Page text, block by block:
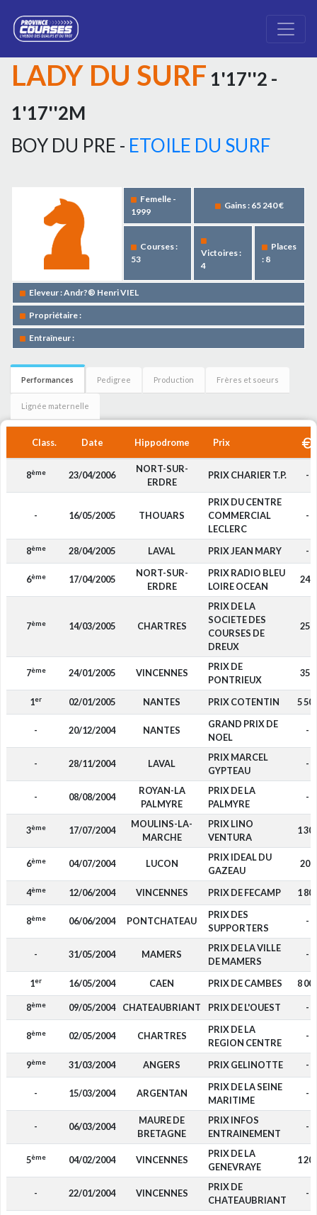
LADY DU SURF 1'17''2 -
1'17''2M
BOY DU PRE - ETOILE DU SURF
Femelle -
1999
Gains : 65 240 €
Courses :
53
Victoires :
4
Places
: 8
Eleveur : Andr?® Henri VIEL
Propriétaire :
Entraîneur :
Performances Pedigree Production Frères et soeurs
Lignée maternelle
Class. Date Hippodrome Prix
8ème 23/04/2006
NORT-SUR-
ERDRE
PRIX CHARIER T.P. -
- 16/05/2005 THOUARS
PRIX DU CENTRE
COMMERCIAL
LECLERC
-
8ème 28/04/2005 LAVAL PRIX JEAN MARY -
6ème 17/04/2005
NORT-SUR-
ERDRE
PRIX RADIO BLEU
LOIRE OCEAN
240
7ème 14/03/2005 CHARTRES
PRIX DE LA
SOCIETE DES
COURSES DE
DREUX
250
7ème 24/01/2005 VINCENNES
PRIX DE
PONTRIEUX
350
1er 02/01/2005 NANTES PRIX COTENTIN 5
- 20/12/2004 NANTES
GRAND PRIX DE
NOEL
-
- 28/11/2004 LAVAL
PRIX MARCEL
GYPTEAU
-
- 08/08/2004
ROYAN-LA
PALMYRE
PRIX DE LA
PALMYRE
-
3ème 17/07/2004
MOULINS-LA-
MARCHE
PRIX LINO
VENTURA
1
6ème 04/07/2004 LUCON
PRIX IDEAL DU
GAZEAU
200
4ème 12/06/2004 VINCENNES PRIX DE FECAMP 1
8ème 06/06/2004 PONTCHATEAU
PRIX DES
SUPPORTERS
-
- 31/05/2004 MAMERS
PRIX DE LA VILLE
DE MAMERS
-
1er 16/05/2004 CAEN PRIX DE CAMBES 8
8ème 09/05/2004 CHATEAUBRIANT PRIX DE L'OUEST -
8ème 02/05/2004 CHARTRES
PRIX DE LA
REGION CENTRE
-
9ème 31/03/2004 ANGERS PRIX GELINOTTE -
- 15/03/2004 ARGENTAN
PRIX DE LA SEINE
MARITIME
-
- 06/03/2004
MAURE DE
BRETAGNE
PRIX INFOS
ENTRAINEMENT
-
5ème 04/02/2004 VINCENNES
PRIX DE LA
GENEVRAYE
1
- 22/01/2004 VINCENNES
PRIX DE
CHATEAUBRIANT
-